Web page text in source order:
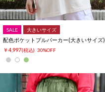
SALE 大きいサイズ
配色ポケットプルパーカー(大きいサイズ)
￥4,997(税込) 30%OFF